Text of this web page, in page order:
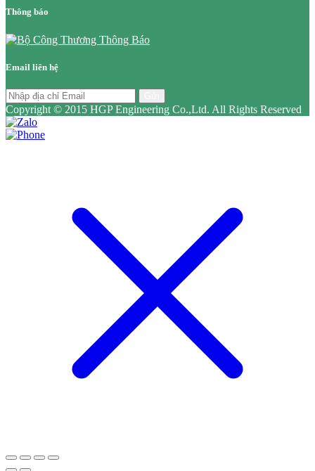
Thông báo
Email liên hệ
Copyright © 2015 HGP Engineering Co.,Ltd. All Rights Reserved